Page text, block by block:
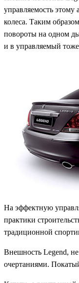
управляемость
колеса. Таким
повороты на одном
и в управляемый
На эффектную
практики
традиционной
Внешность Legend,
очертаниями.